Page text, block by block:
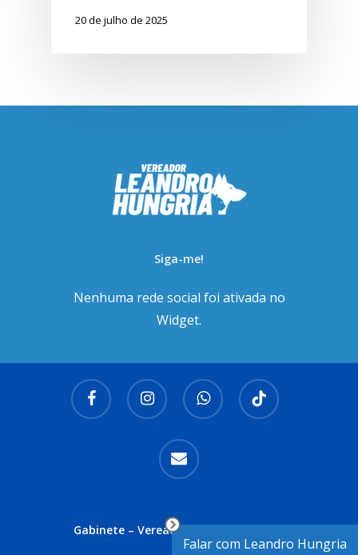
20 de julho de 2025
Siga-me!
Nenhuma rede social foi ativada no
Widget.
facebook instagram whatsapp tiktok
email
Gabinete – Vereador Leandro Hungria
Falar com Leandro Hungria